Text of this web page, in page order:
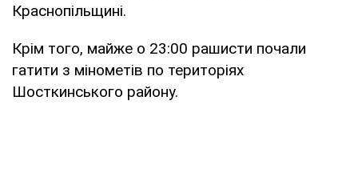
Краснопільщині.
Крім того, майже о 23:00 рашисти почали
гатити з мінометів по територіях
Шосткинського району.